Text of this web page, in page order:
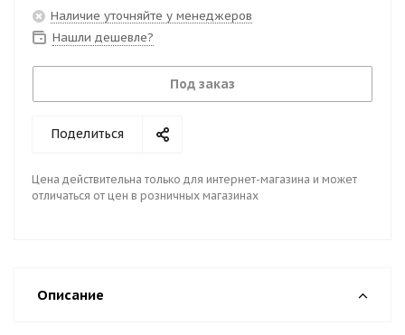
Наличие уточняйте у менеджеров
Нашли дешевле?
Под заказ
Поделиться
Цена действительна только для интернет-магазина и может
отличаться от цен в розничных магазинах
Описание